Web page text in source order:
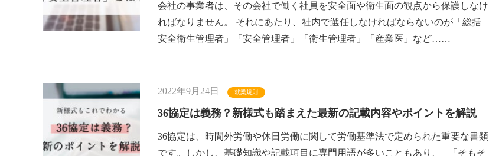
会社の事業者は、その会社で働く社員を安全面や衛生面の観点から保護しなけ
ればなりません。 それにあたり、社内で選任しなければならないのが「総括
安全衛生管理者」「安全管理者」「衛生管理者」「産業医」など……
2022年9月24日 就業規則
36協定は義務？新様式も踏まえた最新の記載内容やポイントを解説
36協定は、時間外労働や休日労働に関して労働基準法で定められた重要な書類
です。しかし、基礎知識や記載項目に専門用語が多いこともあり、 「そもそ